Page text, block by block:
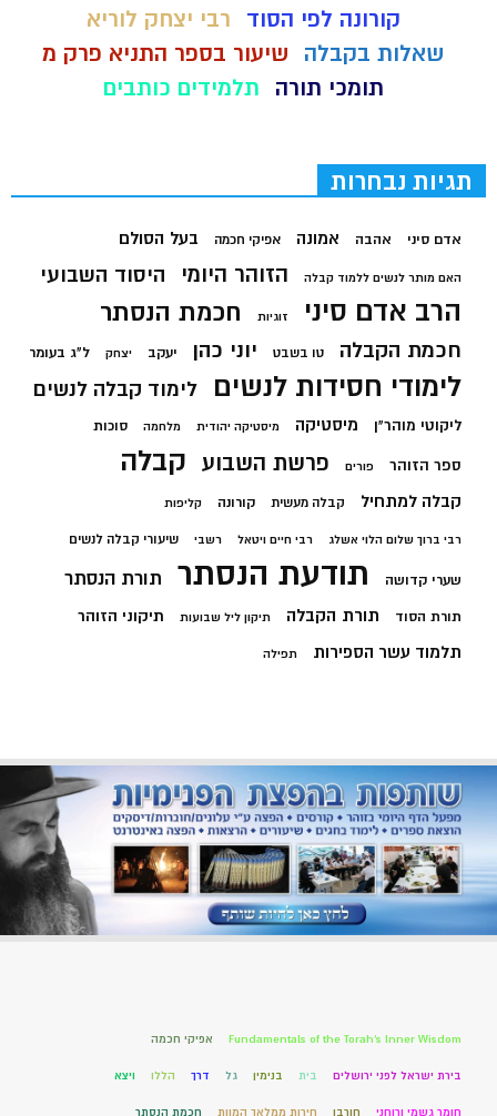
קורונה לפי הסוד
רבי יצחק לוריא
שאלות בקבלה
שיעור בספר התניא פרק מ
תומכי תורה
תלמידים כותבים
תגיות נבחרות
אדם סיני אהבה אמונה אפיקי חכמה בעל הסולם
האם מותר לנשים ללמוד קבלה הזוהר היומי היסוד השבועי
הרב אדם סיני זוגיות חכמת הנסתר
חכמת הקבלה טו בשבט יוני כהן יעקב יצחק ל"ג בעומר
לימודי חסידות לנשים לימוד קבלה לנשים
ליקוטי מוהר"ן מיסטיקה מיסטיקה יהודית מלחמה סוכות
ספר הזוהר פורים פרשת השבוע קבלה
קבלה למתחיל קבלה מעשית קורונה קליפות
רבי ברוך שלום הלוי אשלג רבי חיים ויטאל רשבי שיעורי קבלה לנשים
שערי קדושה תודעת הנסתר תורת הנסתר
תורת הסוד תורת הקבלה תיקון ליל שבועות תיקוני הזוהר
תלמוד עשר הספירות תפילה
Fundamentals of the Torah’s Inner Wisdom אפיקי חכמה
בירת ישראל לפני ירושלים בית בנימין גל דרך הללו ויצא
חומר גשמי ורוחני חורבן חירות ממלאך המוות חכמת הנסתר